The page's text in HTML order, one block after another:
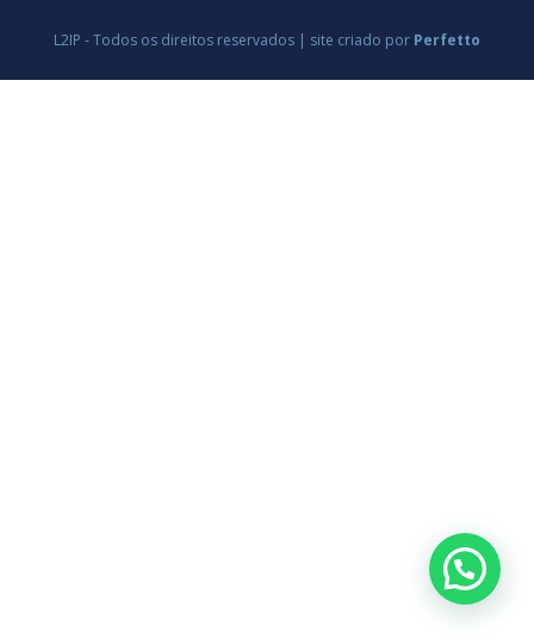
L2IP - Todos os direitos reservados | site criado por Perfetto